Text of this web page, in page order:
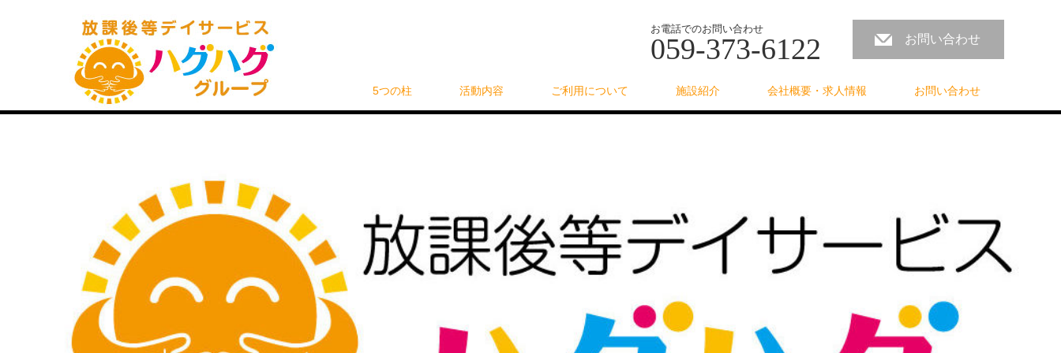
お電話でのお問い合わせ
059-373-6122 お問い合わせ
5つの柱 活動内容 ご利用について 施設紹介 会社概要・求人情報 お問い合わせ